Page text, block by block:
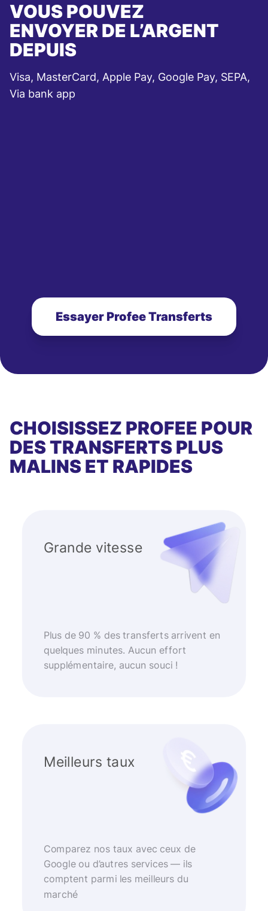
VOUS POUVEZ
ENVOYER DE L’ARGENT
DEPUIS
Visa, MasterCard, Apple Pay, Google Pay, SEPA,
Via bank app
Essayer Profee Transferts
CHOISISSEZ PROFEE POUR
DES TRANSFERTS PLUS
MALINS ET RAPIDES
Grande vitesse
Plus de 90 % des transferts arrivent en
quelques minutes. Aucun effort
supplémentaire, aucun souci !
Meilleurs taux
Comparez nos taux avec ceux de
Google ou d’autres services — ils
comptent parmi les meilleurs du
marché